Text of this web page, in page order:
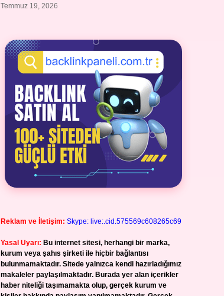
Temmuz 19, 2026
Reklam ve İletişim: Skype: live:.cid.575569c608265c69
Yasal Uyarı: Bu internet sitesi, herhangi bir marka,
kurum veya şahıs şirketi ile hiçbir bağlantısı
bulunmamaktadır. Sitede yalnızca kendi hazırladığımız
makaleler paylaşılmaktadır. Burada yer alan içerikler
haber niteliği taşımamakta olup, gerçek kurum ve